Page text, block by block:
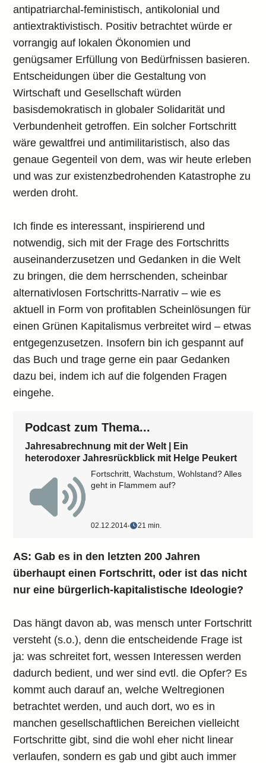
antipatriarchal-feministisch, antikolonial und
antiextraktivistisch. Positiv betrachtet würde er
vorrangig auf lokalen Ökonomien und
genügsamer Erfüllung von Bedürfnissen basieren.
Entscheidungen über die Gestaltung von
Wirtschaft und Gesellschaft würden
basisdemokratisch in globaler Solidarität und
Verbundenheit getroffen. Ein solcher Fortschritt
wäre gewaltfrei und antimilitaristisch, also das
genaue Gegenteil von dem, was wir heute erleben
und was zur existenzbedrohenden Katastrophe zu
werden droht.
Ich finde es interessant, inspirierend und
notwendig, sich mit der Frage des Fortschritts
auseinanderzusetzen und Gedanken in die Welt
zu bringen, die dem herrschenden, scheinbar
alternativlosen Fortschritts-Narrativ – wie es
aktuell in Form von profitablen Scheinlösungen für
einen Grünen Kapitalismus verbreitet wird – etwas
entgegenzusetzen. Insofern bin ich gespannt auf
das Buch und trage gerne ein paar Gedanken
dazu bei, indem ich auf die folgenden Fragen
eingehe.
Podcast zum Thema...
Jahresabrechnung mit der Welt | Ein
heterodoxer Jahresrückblick mit Helge Peukert
Fortschritt, Wachstum, Wohlstand? Alles
geht in Flammem auf?
02.12.2014‧ 21 min.
AS: Gab es in den letzten 200 Jahren
überhaupt einen Fortschritt, oder ist das nicht
nur eine bürgerlich-kapitalistische Ideologie?
Das hängt davon ab, was mensch unter Fortschritt
versteht (s.o.), denn die entscheidende Frage ist
ja: was schreitet fort, wessen Interessen werden
dadurch bedient, und wer sind evtl. die Opfer? Es
kommt auch darauf an, welche Weltregionen
betrachtet werden, und auch dort, wo es in
manchen gesellschaftlichen Bereichen vielleicht
Fortschritte gibt, sind die wohl eher nicht linear
verlaufen, sondern es gab und gibt auch immer